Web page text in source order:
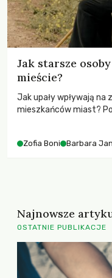
Jak starsze
mieście?
Jak upały wpływają
mieszkańców miast?
Zofia Boni Barbara
Najnowsze
OSTATNIE PUBLIKACJE